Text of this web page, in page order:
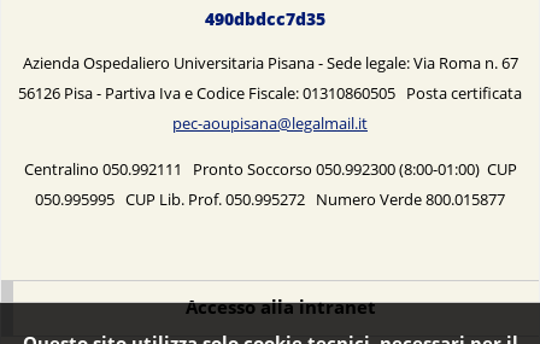
490dbdcc7d35
Azienda Ospedaliero Universitaria Pisana - Sede legale: Via Roma n. 67
56126 Pisa - Partiva Iva e Codice Fiscale: 01310860505 Posta certificata
pec-aoupisana@legalmail.it
Centralino 050.992111 Pronto Soccorso 050.992300 (8:00-01:00) CUP
050.995995 CUP Lib. Prof. 050.995272 Numero Verde 800.015877
Accesso alla intranet